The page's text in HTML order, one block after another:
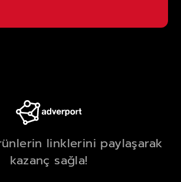
linklerini paylaşarak
kazanç sağla!